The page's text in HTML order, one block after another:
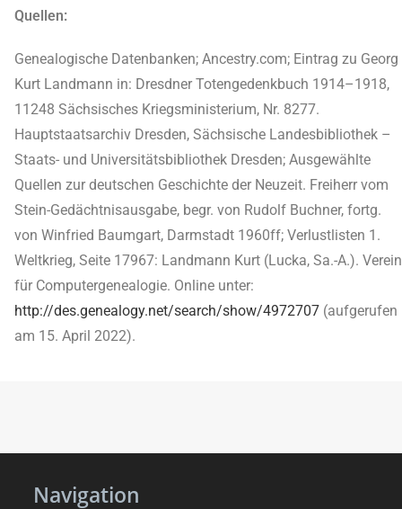
Quellen:
Genealogische Datenbanken; Ancestry.com; Eintrag zu Georg
Kurt Landmann in: Dresdner Totengedenkbuch 1914–1918,
11248 Sächsisches Kriegsministerium, Nr. 8277.
Hauptstaatsarchiv Dresden, Sächsische Landesbibliothek –
Staats- und Universitätsbibliothek Dresden; Ausgewählte
Quellen zur deutschen Geschichte der Neuzeit. Freiherr vom
Stein-Gedächtnisausgabe, begr. von Rudolf Buchner, fortg.
von Winfried Baumgart, Darmstadt 1960ff; Verlustlisten 1.
Weltkrieg, Seite 17967: Landmann Kurt (Lucka, Sa.-A.). Verein
für Computergenealogie. Online unter:
http://des.genealogy.net/search/show/4972707 (aufgerufen
am 15. April 2022).
Navigation